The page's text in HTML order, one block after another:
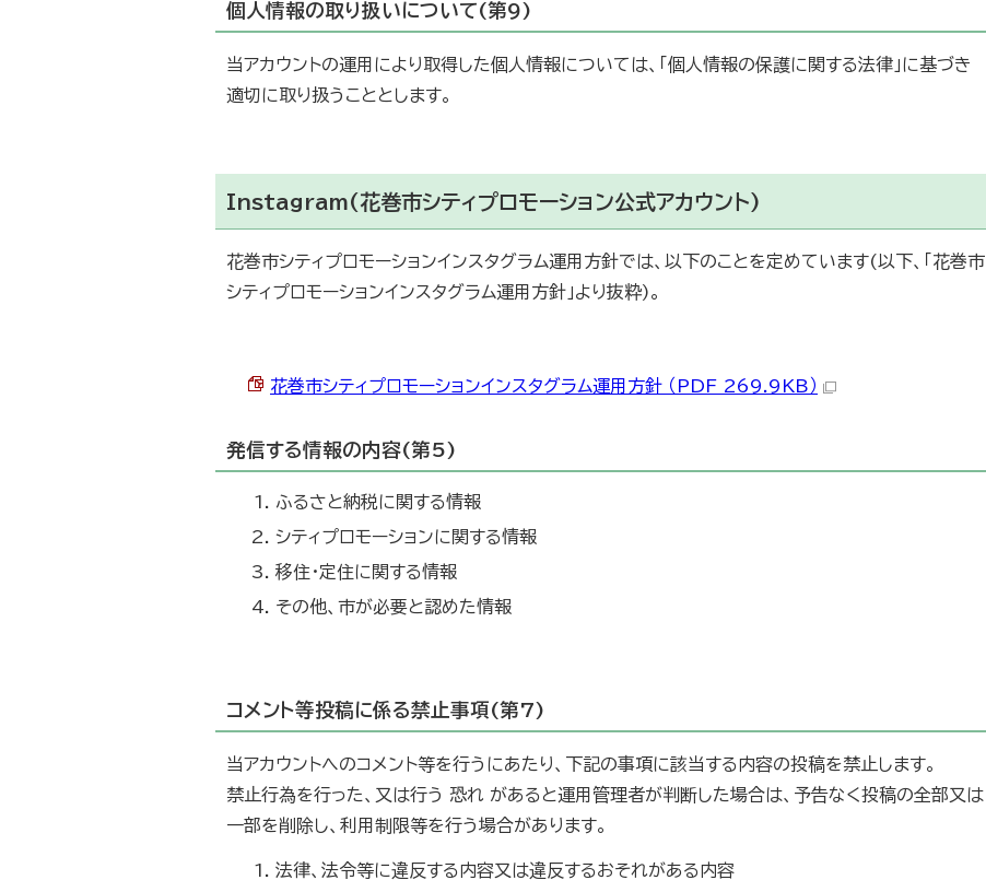
個人情報の取り扱いについて(第9)
当アカウントの運用により取得した個人情報については、「個人情報の保護に関する法律」に基づき
適切に取り扱うこととします。
Instagram(花巻市シティプロモーション公式アカウント)
花巻市シティプロモーションインスタグラム運用方針では、以下のことを定めています(以下、「花巻市
シティプロモーションインスタグラム運用方針」より抜粋)。
花巻市シティプロモーションインスタグラム運用方針 （PDF 269.9KB）
発信する情報の内容(第5)
ふるさと納税に関する情報
シティプロモーションに関する情報
移住・定住に関する情報
その他、市が必要と認めた情報
コメント等投稿に係る禁止事項(第7)
当アカウントへのコメント等を行うにあたり、下記の事項に該当する内容の投稿を禁止します。
禁止行為を行った、又は行う 恐れ があると運用管理者が判断した場合は、予告なく投稿の全部又は
一部を削除し、利用制限等を行う場合があります。
法律、法令等に違反する内容又は違反するおそれがある内容